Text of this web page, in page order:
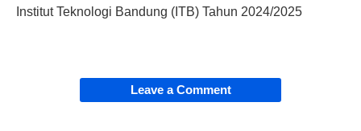
Institut Teknologi Bandung (ITB) Tahun 2024/2025
Leave a Comment